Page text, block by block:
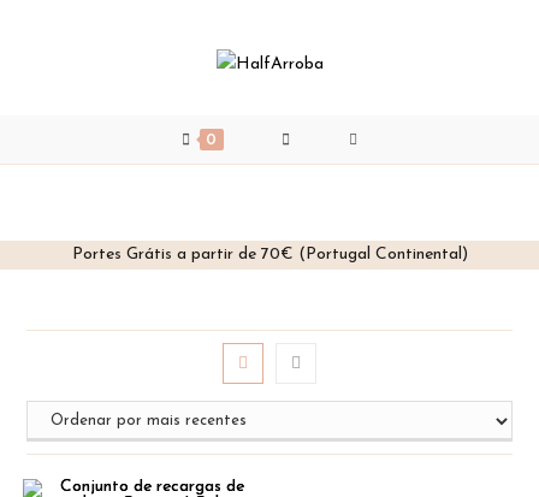
Portes Grátis a partir de 70€ (Portugal Continental)
0